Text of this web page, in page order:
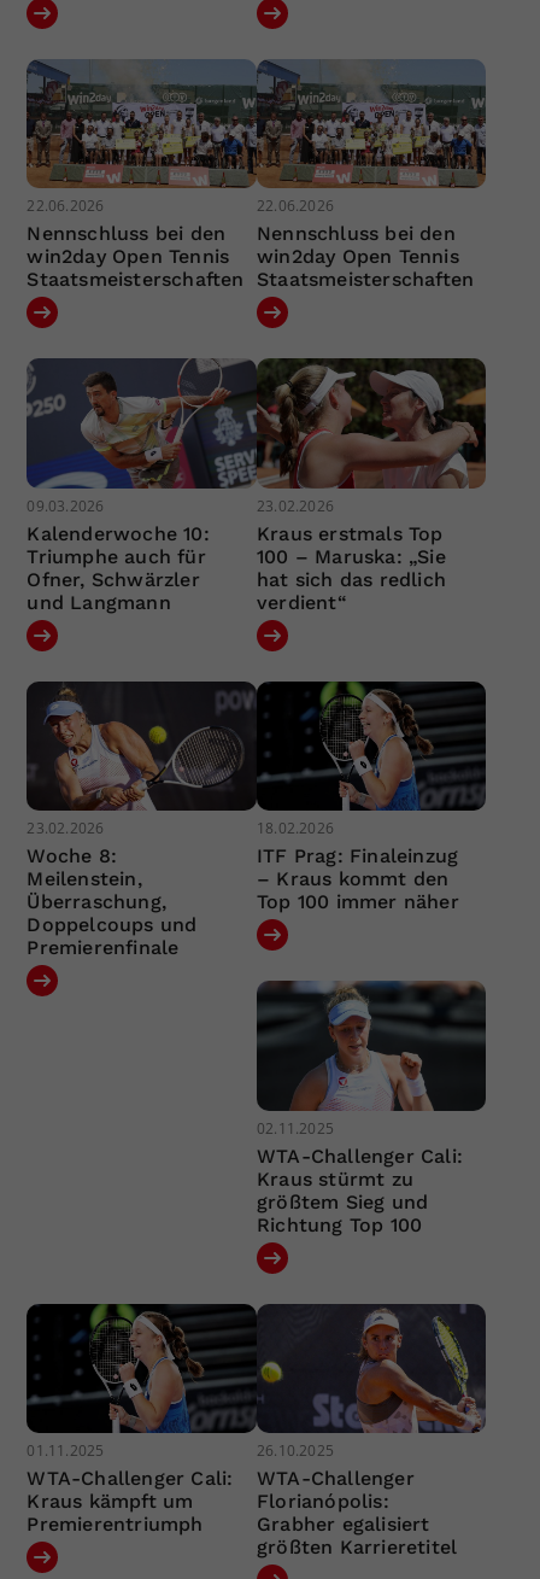
22.06.2026
Nennschluss bei den
win2day Open Tennis
Staatsmeisterschaften
22.06.2026
Nennschluss bei den
win2day Open Tennis
Staatsmeisterschaften
09.03.2026
Kalenderwoche 10:
Triumphe auch für
Ofner, Schwärzler
und Langmann
23.02.2026
Kraus erstmals Top
100 – Maruska: „Sie
hat sich das redlich
verdient“
23.02.2026
Woche 8:
Meilenstein,
Überraschung,
Doppelcoups und
Premierenfinale
18.02.2026
ITF Prag: Finaleinzug
– Kraus kommt den
Top 100 immer näher
02.11.2025
WTA-Challenger Cali:
Kraus stürmt zu
größtem Sieg und
Richtung Top 100
01.11.2025
WTA-Challenger Cali:
Kraus kämpft um
Premierentriumph
26.10.2025
WTA-Challenger
Florianópolis:
Grabher egalisiert
größten Karrieretitel